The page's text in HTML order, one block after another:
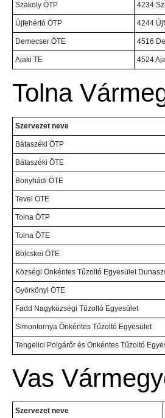
Szakoly ÖTP 4234
Újfehértó ÖTP 4244
Demecser ÖTE 4516
Ajaki TE 4524
Tolna
Szervezet neve
Bátaszéki ÖTP
Bátaszéki ÖTE
Bonyhádi ÖTE
Tevel ÖTE
Tolna ÖTP
Tolna ÖTE
Bölcskei ÖTE
Községi Önkéntes Tűzoltó Egyesület
Györkönyi ÖTE
Fadd Nagyközségi Tűzoltó Egyesület
Simontornya Önkéntes Tűzoltó Egyesület
Tengelici Polgárőr és Önkéntes Tűzoltó
Vas
Szervezet neve